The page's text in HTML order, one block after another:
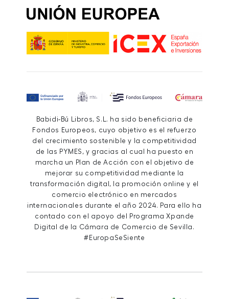
Babidi-Bú Libros, S.L. ha sido beneficiaria de
Fondos Europeos, cuyo objetivo es el refuerzo
del crecimiento sostenible y la competitividad
de las PYMES, y gracias al cual ha puesto en
marcha un Plan de Acción con el objetivo de
mejorar su competitividad mediante la
transformación digital, la promoción online y el
comercio electrónico en mercados
internacionales durante el año 2024. Para ello ha
contado con el apoyo del Programa Xpande
Digital de la Cámara de Comercio de Sevilla.
#EuropaSeSiente